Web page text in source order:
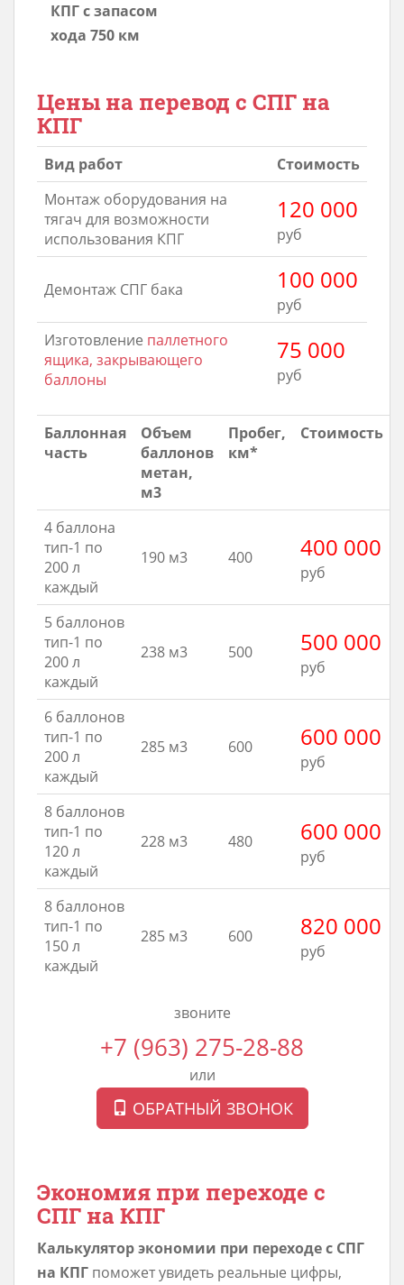
КПГ с запасом
хода 750 км
Цены на перевод с СПГ на
КПГ
Вид работ
Стоимость
Монтаж оборудования на
тягач для возможности
использования КПГ
120 000
руб
Демонтаж СПГ бака 100 000
руб
Изготовление паллетного
ящика, закрывающего
баллоны
75 000
руб
Баллонная
часть
Объем
баллонов
метан,
м3
Пробег,
км*
Стоимость
4 баллона
тип-1 по
200 л
каждый
190 м3 400 400 000
руб
5 баллонов
тип-1 по
200 л
каждый
238 м3 500 500 000
руб
6 баллонов
тип-1 по
200 л
каждый
285 м3 600 600 000
руб
8 баллонов
тип-1 по
120 л
каждый
228 м3 480 600 000
руб
8 баллонов
тип-1 по
150 л
каждый
285 м3 600 820 000
руб
звоните
+7 (963) 275-28-88
или
ОБРАТНЫЙ ЗВОНОК
Экономия при переходе с
СПГ на КПГ
Калькулятор экономии при переходе с СПГ
на КПГ поможет увидеть реальные цифры,